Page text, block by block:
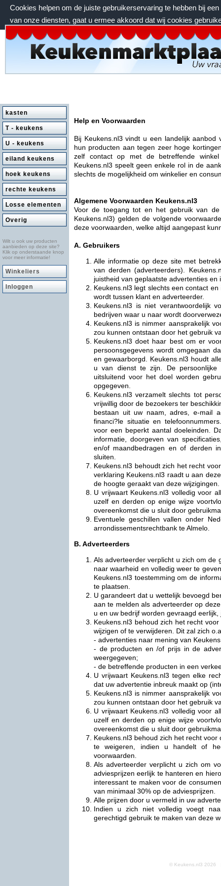
Cookies helpen om de juiste gebruikerservaring te hebben bij
van onze diensten, gaat u ermee akkoord dat wij cookies
donderdag 6 augustus 2026, 15:55 uur
kasten
T - keukens
U - keukens
eiland keukens
hoek keukens
rechte keukens
Losse elementen
Overig
Wilt u ook uw producten
aanbieden op deze site?
Klik op onderstaande knop
voor meer informatie!
Winkeliers
Inloggen
Help en Voorwaarden
Bij Keukens.nl3 vindt u een landelijk aanbod
hun producten aan tegen zeer hoge
zelf contact op met de betreffende
Keukens.nl3 speelt geen enkele rol in de
slechts de mogelijkheid om winkelier en
Algemene Voorwaarden Keukens.nl3
Voor de toegang tot en het gebruik van
Keukens.nl3) gelden de volgende
deze voorwaarden, welke altijd aangepast
A. Gebruikers
Alle informatie op deze site met
van derden (adverteerders).
juistheid van geplaatste advertenties en
Keukens.nl3 legt slechts een contact
wordt tussen klant en adverteerder.
Keukens.nl3 is niet verantwoordelijk
bedrijven waar u naar wordt
Keukens.nl3 is nimmer aansprakelijk
zou kunnen ontstaan door het gebruik
Keukens.nl3 doet haar best om er
persoonsgegevens wordt omgegaan
en gewaarborgd. Keukens.nl3 houdt
u van dienst te zijn. De
uitsluitend voor het doel worden
opgegeven.
Keukens.nl3 verzamelt slechts tot
vrijwillig door de bezoekers ter
bestaan uit uw naam, adres, e-mail
financi?le situatie en
voor een beperkt aantal doeleinden.
informatie, doorgeven van
en/of maandbedragen en of derden
sluiten.
Keukens.nl3 behoudt zich het recht
verklaring Keukens.nl3 raadt u aan
de hoogte geraakt van deze wijzigingen.
U vrijwaart Keukens.nl3 volledig voor
uzelf en derden op enige wijze
overeenkomst die u sluit door
Eventuele geschillen vallen onder
arrondissementsrechtbank te Almelo.
B. Adverteerders
Als adverteerder verplicht u zich om de
naar waarheid en volledig weer te
Keukens.nl3 toestemming om de
te plaatsen.
U garandeert dat u wettelijk bevoegd
aan te melden als adverteerder op
u en uw bedrijf worden gevraagd
Keukens.nl3 behoud zich het recht
wijzigen of te verwijderen. Dit zal zich
- advertenties naar mening van
- de producten en /of prijs in de
weergegeven;
- de betreffende producten in een
U vrijwaart Keukens.nl3 tegen elke
dat uw advertentie inbreuk maakt op
Keukens.nl3 is nimmer aansprakelijk
zou kunnen ontstaan door het gebruik
U vrijwaart Keukens.nl3 volledig voor
uzelf en derden op enige wijze
overeenkomst die u sluit door
Keukens.nl3 behoud zich het recht
te weigeren, indien u handelt of
voorwaarden.
Als adverteerder verplicht u zich om
adviesprijzen eerlijk te hanteren en
interessant te maken voor de
van minimaal 30% op de adviesprijzen.
Alle prijzen door u vermeld in uw
Indien u zich niet volledig voegt
gerechtigd gebruik te maken van deze
© Keukens.nl3